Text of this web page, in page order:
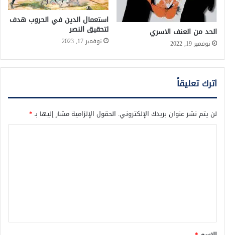
الحد من العنف الاسري
نوفمبر 19, 2022
استعمال الدين في الحروب هدف
لتحقيق النصر
نوفمبر 17, 2023
اترك تعليقاً
لن يتم نشر عنوان بريدك الإلكتروني. الحقول الإلزامية مشار إليها بـ*
ق